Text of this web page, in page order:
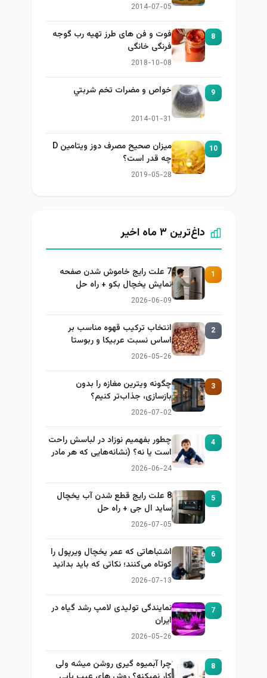
2014-07-05
8
فوت و فن های طرز تهیه رب گوجه
فرنگی خانگی
2018-10-08
9 خواص و مضرات تخم شربتي
2014-01-31
10
میزان صحیح مصرف دوز ویتامین D
چه قدر است؟
2019-05-28
داغ‌ترین ۳ ماه اخیر
1
7 علت رایج خاموش شدن صفحه
نمایش یخچال بکو + راه حل
2026-06-09
2
انتخاب ترکیب قهوه مناسب بر
اساس نسبت عربیکا و ربوستا
2026-05-26
3
چگونه ویترین مغازه را بدون
بازسازی، جذاب‌تر کنیم؟
2026-07-02
4
چطور بفهمیم نوزاد در لباسش راحت
است یا نه؟ (نشانه‌هایی که هر مادر
باید بداند)
2026-06-24
5
8 علت رایج قطع شدن آب یخچال
ساید ال جی + راه حل
2026-07-05
6
اشتباهاتی که عمر یخچال ویرپول را
کوتاه می‌کنند؛ نکاتی که باید بدانید
2026-07-13
7
نمایندگی تولیدی لامپ رشد گیاه در
ایران
2026-05-26
8
چرا آبمیوه گیری روشن میشه ولی